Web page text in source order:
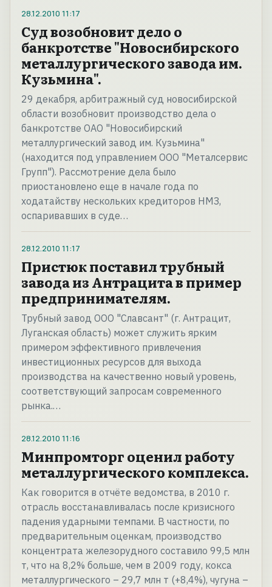
28.12.2010 11:17
Суд возобновит дело о
банкротстве "Новосибирского
металлургического завода им.
Кузьмина".
29 декабря, арбитражный суд новосибирской
области возобновит производство дела о
банкротстве ОАО "Новосибирский
металлургический завод им. Кузьмина"
(находится под управлением ООО "Металсервис
Групп"). Рассмотрение дела было
приостановлено еще в начале года по
ходатайству нескольких кредиторов НМЗ,
оспаривавших в суде…
28.12.2010 11:17
Пристюк поставил трубный
завода из Антрацита в пример
предпринимателям.
Трубный завод ООО "Славсант" (г. Антрацит,
Луганская область) может служить ярким
примером эффективного привлечения
инвестиционных ресурсов для выхода
производства на качественно новый уровень,
соответствующий запросам современного
рынка.…
28.12.2010 11:16
Минпромторг оценил работу
металлургического комплекса.
Как говорится в отчёте ведомства, в 2010 г.
отрасль восстанавливалась после кризисного
падения ударными темпами. В частности, по
предварительным оценкам, производство
концентрата железоруд­ного составило 99,5 млн
т, что на 8,2% больше, чем в 2009 году, кокса
металлургиче­ского – 29,7 млн т (+8,4%), чугуна –